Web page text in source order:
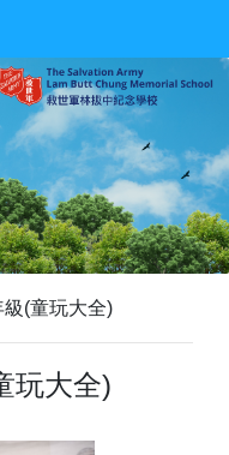
(童玩大全)
玩大全)